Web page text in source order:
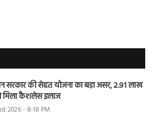
सरकार की सेहत योजना का बड़ा असर, 2.91 लाख
मिला कैशलेस इलाज
2026 - 8:18 PM